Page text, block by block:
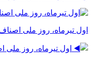
اول تیرماه، روز ملی